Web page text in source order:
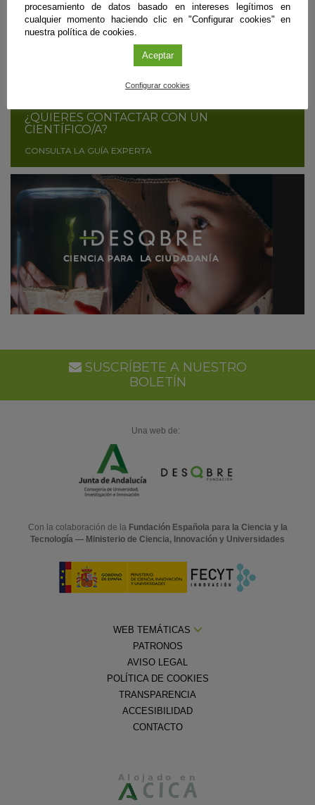
¿ERES CIENTÍFICO/A Y QUIERES DIFUNDIR
¿QUIERES CONTACTAR CON UN
CIENTÍFICO/A?
CONSULTA LA GUÍA EXPERTA
SUSCRÍBETE A NUESTRO
BOLETÍN
Una web de:
Con la colaboración de la Fundación Española para la Ciencia y la
Tecnología — Ministerio de Ciencia, Innovación y Universidades
WEB TEMÁTICAS
PATRONOS
AVISO LEGAL
POLÍTICA DE COOKIES
TRANSPARENCIA
ACCESIBILIDAD
CONTACTO
procesamiento de datos basado en intereses legítimos en
cualquier momento haciendo clic en "Configurar cookies" en
nuestra política de cookies.
Aceptar
Configurar cookies